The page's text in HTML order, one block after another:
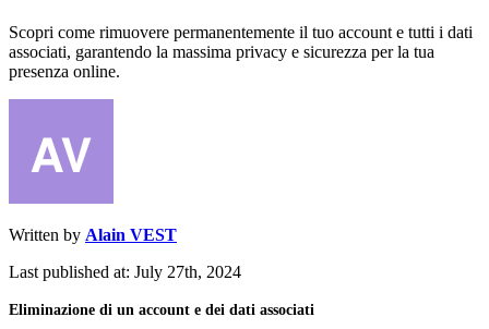
Scopri come rimuovere permanentemente il tuo account e tutti i dati
associati, garantendo la massima privacy e sicurezza per la tua
presenza online.
Written by Alain VEST
Last published at: July 27th, 2024
Eliminazione di un account e dei dati associati